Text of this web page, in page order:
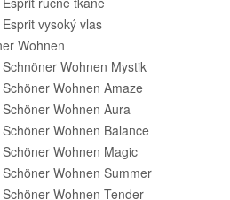
vysoký vlas
Wohnen
Wohnen Mystik
Wohnen Amaze
Wohnen Aura
Wohnen Balance
Wohnen Magic
Wohnen Summer
Wohnen Tender